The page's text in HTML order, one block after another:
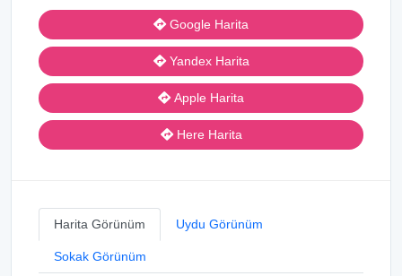
Google Harita
Yandex Harita
Apple Harita
Here Harita
Harita Görünüm Uydu Görünüm
Sokak Görünüm